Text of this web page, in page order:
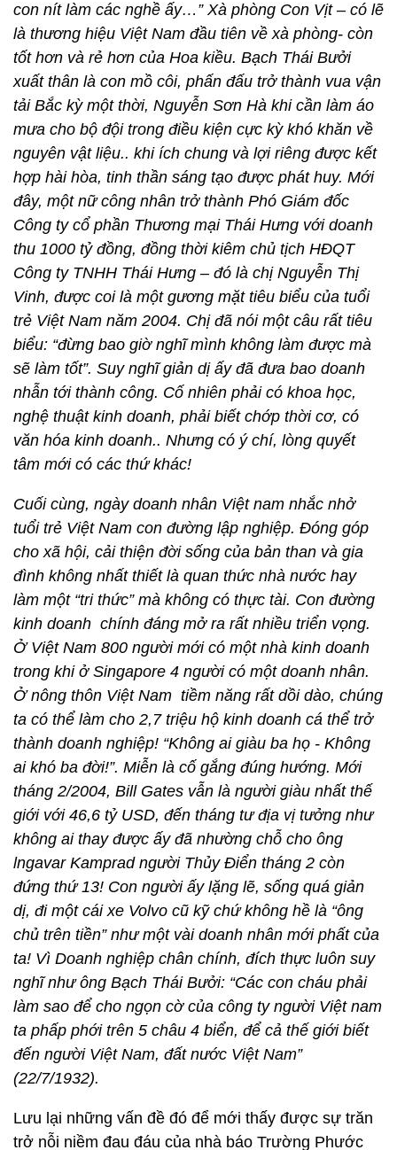
con nít làm các nghề ấy…” Xà phòng Con Vịt – có lẽ
là thương hiệu Việt Nam đầu tiên về xà phòng- còn
tốt hơn và rẻ hơn của Hoa kiều. Bạch Thái Bưởi
xuất thân là con mồ côi, phấn đấu trở thành vua vận
tải Bắc kỳ một thời, Nguyễn Sơn Hà khi cần làm áo
mưa cho bộ đội trong điều kiện cực kỳ khó khăn về
nguyên vật liệu.. khi ích chung và lợi riêng được kết
hợp hài hòa, tinh thần sáng tạo được phát huy. Mới
đây, một nữ công nhân trở thành Phó Giám đốc
Công ty cổ phần Thương mại Thái Hưng với doanh
thu 1000 tỷ đồng, đồng thời kiêm chủ tịch HĐQT
Công ty TNHH Thái Hưng – đó là chị Nguyễn Thị
Vinh, được coi là một gương mặt tiêu biểu của tuổi
trẻ Việt Nam năm 2004. Chị đã nói một câu rất tiêu
biểu: “đừng bao giờ nghĩ mình không làm được mà
sẽ làm tốt”. Suy nghĩ giản dị ấy đã đưa bao doanh
nhẫn tới thành công. Cố nhiên phải có khoa học,
nghệ thuật kinh doanh, phải biết chớp thời cơ, có
văn hóa kinh doanh.. Nhưng có ý chí, lòng quyết
tâm mới có các thứ khác!
Cuối cùng, ngày doanh nhân Việt nam nhắc nhở
tuổi trẻ Việt Nam con đường lập nghiệp. Đóng góp
cho xã hội, cải thiện đời sống của bản than và gia
đình không nhất thiết là quan thức nhà nước hay
làm một “tri thức” mà không có thực tài. Con đường
kinh doanh chính đáng mở ra rất nhiều triển vọng.
Ở Việt Nam 800 người mới có một nhà kinh doanh
trong khi ở Singapore 4 người có một doanh nhân.
Ở nông thôn Việt Nam tiềm năng rất dồi dào, chúng
ta có thể làm cho 2,7 triệu hộ kinh doanh cá thể trở
thành doanh nghiệp! “Không ai giàu ba họ - Không
ai khó ba đời!”. Miễn là cố gắng đúng hướng. Mới
tháng 2/2004, Bill Gates vẫn là người giàu nhất thế
giới với 46,6 tỷ USD, đến tháng tư địa vị tưởng như
không ai thay được ấy đã nhường chỗ cho ông
lngavar Kamprad người Thủy Điển tháng 2 còn
đứng thứ 13! Con người ấy lặng lẽ, sống quá giản
dị, đi một cái xe Volvo cũ kỹ chứ không hề là “ông
chủ trên tiền” như một vài doanh nhân mới phất của
ta! Vì Doanh nghiệp chân chính, đích thực luôn suy
nghĩ như ông Bạch Thái Bưởi: “Các con cháu phải
làm sao để cho ngọn cờ của công ty người Việt nam
ta phấp phới trên 5 châu 4 biển, để cả thế giới biết
đến người Việt Nam, đất nước Việt Nam”
(22/7/1932).
Lưu lại những vấn đề đó để mới thấy được sự trăn
trở nỗi niềm đau đáu của nhà báo Trường Phước